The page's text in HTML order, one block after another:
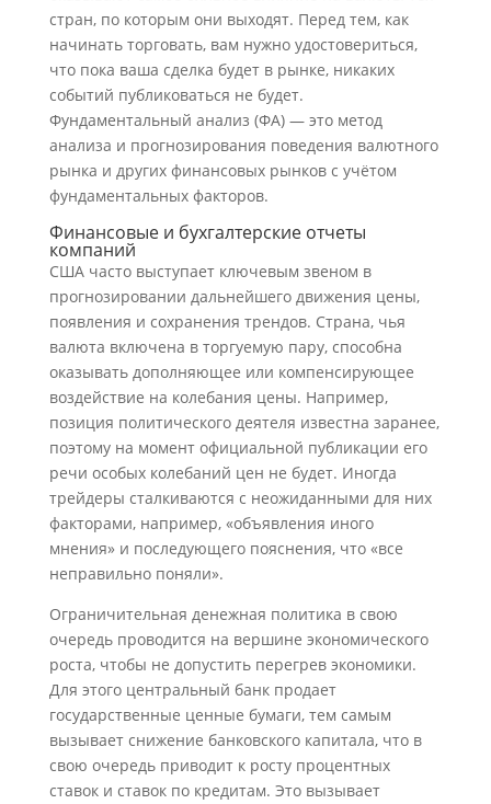
стран, по которым они выходят. Перед тем, как
начинать торговать, вам нужно удостовериться,
что пока ваша сделка будет в рынке, никаких
событий публиковаться не будет.
Фундаментальный анализ (ФА) — это метод
анализа и прогнозирования поведения валютного
рынка и других финансовых рынков с учётом
фундаментальных факторов.
Финансовые и бухгалтерские отчеты
компаний
США часто выступает ключевым звеном в
прогнозировании дальнейшего движения цены,
появления и сохранения трендов. Страна, чья
валюта включена в торгуемую пару, способна
оказывать дополняющее или компенсирующее
воздействие на колебания цены. Например,
позиция политического деятеля известна заранее,
поэтому на момент официальной публикации его
речи особых колебаний цен не будет. Иногда
трейдеры сталкиваются с неожиданными для них
факторами, например, «объявления иного
мнения» и последующего пояснения, что «все
неправильно поняли».
Ограничительная денежная политика в свою
очередь проводится на вершине экономического
роста, чтобы не допустить перегрев экономики.
Для этого центральный банк продает
государственные ценные бумаги, тем самым
вызывает снижение банковского капитала, что в
свою очередь приводит к росту процентных
ставок и ставок по кредитам. Это вызывает